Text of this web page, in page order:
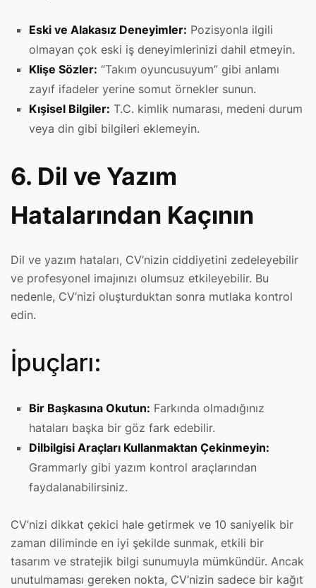
Eski ve Alakasız Deneyimler: Pozisyonla ilgili
olmayan çok eski iş deneyimlerinizi dahil etmeyin.
Klişe Sözler: “Takım oyuncusuyum” gibi anlamı
zayıf ifadeler yerine somut örnekler sunun.
Kışisel Bilgiler: T.C. kimlik numarası, medeni durum
veya din gibi bilgileri eklemeyin.
6. Dil ve Yazım
Hatalarından Kaçının
Dil ve yazım hataları, CV’nizin ciddiyetini zedeleyebilir
ve profesyonel imajınızı olumsuz etkileyebilir. Bu
nedenle, CV’nizi oluşturduktan sonra mutlaka kontrol
edin.
İpuçları:
Bir Başkasına Okutun: Farkında olmadığınız
hataları başka bir göz fark edebilir.
Dilbilgisi Araçları Kullanmaktan Çekinmeyin:
Grammarly gibi yazım kontrol araçlarından
faydalanabilirsiniz.
CV’nizi dikkat çekici hale getirmek ve 10 saniyelik bir
zaman diliminde en iyi şekilde sunmak, etkili bir
tasarım ve stratejik bilgi sunumuyla mümkündür. Ancak
unutulmaması gereken nokta, CV’nizin sadece bir kağıt